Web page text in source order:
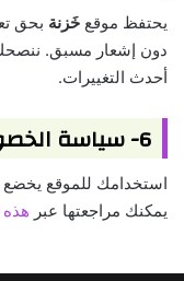
يحتفظ موقع خَزنة بحق
دون إشعار مسبق. ننصحك
أحدث التغييرات.
6- سياسة الخصوصية
استخدامك للموقع يخضع
يمكنك مراجعتها عبر